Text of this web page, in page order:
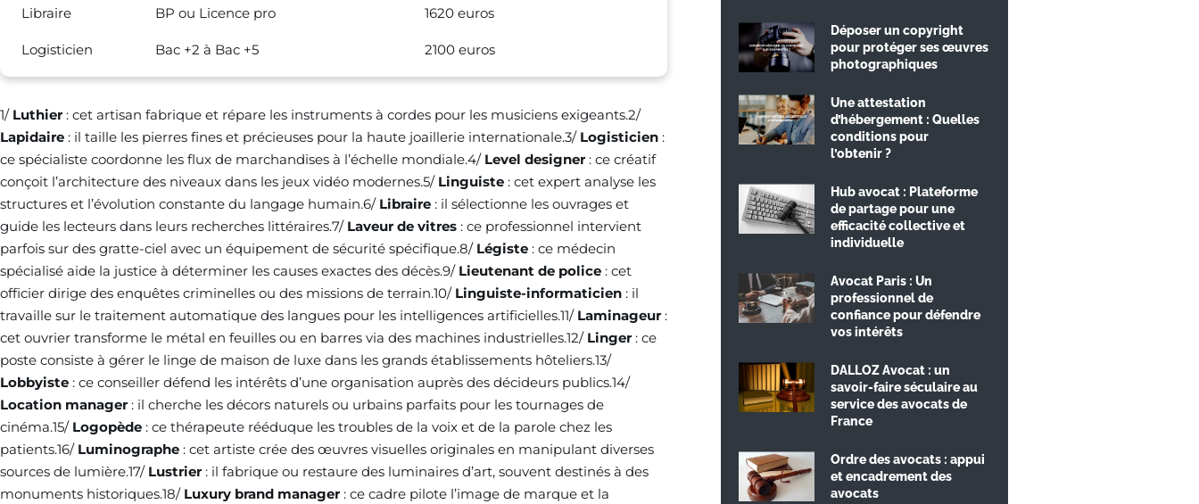
Libraire BP ou Licence pro 1620 euros
Logisticien Bac +2 à Bac +5 2100 euros
1/ Luthier : cet artisan fabrique et répare les instruments à cordes pour les musiciens exigeants.2/
Lapidaire : il taille les pierres fines et précieuses pour la haute joaillerie internationale.3/ Logisticien :
ce spécialiste coordonne les flux de marchandises à l’échelle mondiale.4/ Level designer : ce créatif
conçoit l’architecture des niveaux dans les jeux vidéo modernes.5/ Linguiste : cet expert analyse les
structures et l’évolution constante du langage humain.6/ Libraire : il sélectionne les ouvrages et
guide les lecteurs dans leurs recherches littéraires.7/ Laveur de vitres : ce professionnel intervient
parfois sur des gratte-ciel avec un équipement de sécurité spécifique.8/ Légiste : ce médecin
spécialisé aide la justice à déterminer les causes exactes des décès.9/ Lieutenant de police : cet
officier dirige des enquêtes criminelles ou des missions de terrain.10/ Linguiste-informaticien : il
travaille sur le traitement automatique des langues pour les intelligences artificielles.11/ Laminageur :
cet ouvrier transforme le métal en feuilles ou en barres via des machines industrielles.12/ Linger : ce
poste consiste à gérer le linge de maison de luxe dans les grands établissements hôteliers.13/
Lobbyiste : ce conseiller défend les intérêts d’une organisation auprès des décideurs publics.14/
Location manager : il cherche les décors naturels ou urbains parfaits pour les tournages de
cinéma.15/ Logopède : ce thérapeute rééduque les troubles de la voix et de la parole chez les
patients.16/ Luminographe : cet artiste crée des œuvres visuelles originales en manipulant diverses
sources de lumière.17/ Lustrier : il fabrique ou restaure des luminaires d’art, souvent destinés à des
monuments historiques.18/ Luxury brand manager : ce cadre pilote l’image de marque et la
Déposer un copyright
pour protéger ses œuvres
photographiques
Une attestation
d’hébergement : Quelles
conditions pour
l’obtenir ?
Hub avocat : Plateforme
de partage pour une
efficacité collective et
individuelle
Avocat Paris : Un
professionnel de
confiance pour défendre
vos intérêts
DALLOZ Avocat : un
savoir-faire séculaire au
service des avocats de
France
Ordre des avocats : appui
et encadrement des
avocats